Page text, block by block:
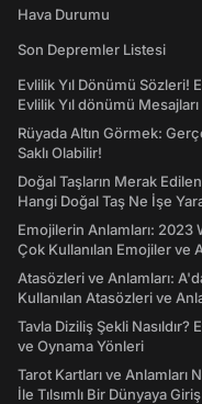
Hava Durumu
Son Depremler Listesi
Evlilik Yıl Dönümü Sözleri!
Evlilik Yıl dönümü Mesajları
Rüyada Altın Görmek:
Saklı Olabilir!
Doğal Taşların Merak
Hangi Doğal Taş Ne İşe
Emojilerin Anlamları:
Çok Kullanılan Emojiler ve
Atasözleri ve Anlamları:
Kullanılan Atasözleri ve
Tavla Diziliş Şekli Nasıldır?
ve Oynama Yönleri
Tarot Kartları ve
İle Tılsımlı Bir Dünyaya Giriş